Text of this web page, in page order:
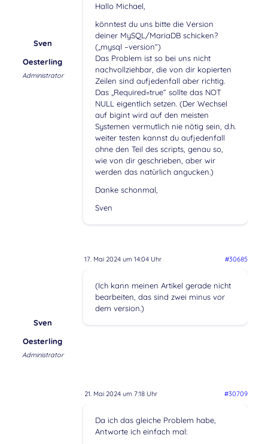
Sven
Oesterling
Administrator
Hallo Michael,
könntest du uns bitte die Version
deiner MySQL/MariaDB schicken?
(„mysql –version“)
Das Problem ist so bei uns nicht
nachvollziehbar, die von dir kopierten
Zeilen sind aufjedenfall aber richtig.
Das „Required=true“ sollte das NOT
NULL eigentlich setzen. (Der Wechsel
auf bigint wird auf den meisten
Systemen vermutlich nie nötig sein, d.h.
weiter testen kannst du aufjedenfall
ohne den Teil des scripts, genau so,
wie von dir geschrieben, aber wir
werden das natürlich angucken.)
Danke schonmal,
Sven
17. Mai 2024 um 14:04 Uhr #30685
Sven
Oesterling
Administrator
(Ich kann meinen Artikel gerade nicht
bearbeiten, das sind zwei minus vor
dem version.)
21. Mai 2024 um 7:18 Uhr #30709
Da ich das gleiche Problem habe,
Antworte ich einfach mal: